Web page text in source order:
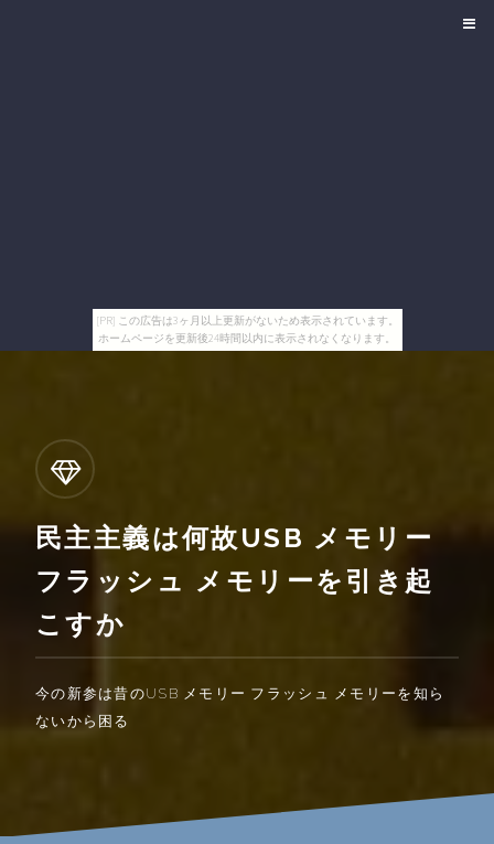
[PR] この広告は3ヶ月以上更新がないため表示されています。
ホームページを更新後24時間以内に表示されなくなります。
民主主義は何故USB メモリー
フラッシュ メモリーを引き起
こすか
今の新参は昔のUSB メモリー フラッシュ メモリーを知ら
ないから困る